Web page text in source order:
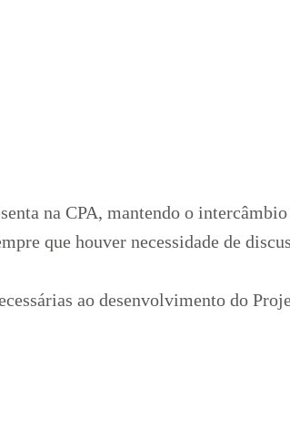
na CPA, mantendo o intercâmbio
que houver necessidade de
ao desenvolvimento do